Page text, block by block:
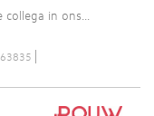
in ons...